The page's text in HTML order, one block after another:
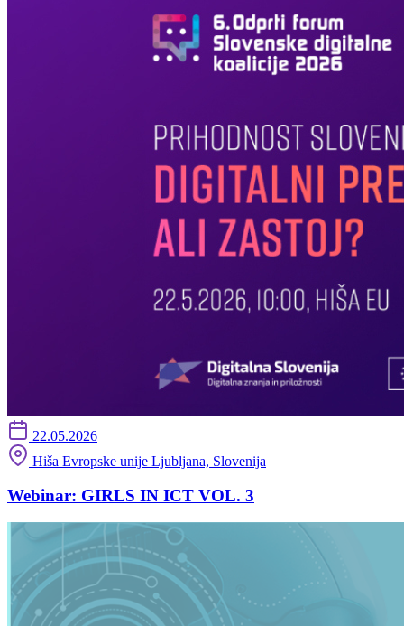
22.05.2026
Hiša Evropske unije Ljubljana, Slovenija
Webinar: GIRLS IN ICT VOL. 3